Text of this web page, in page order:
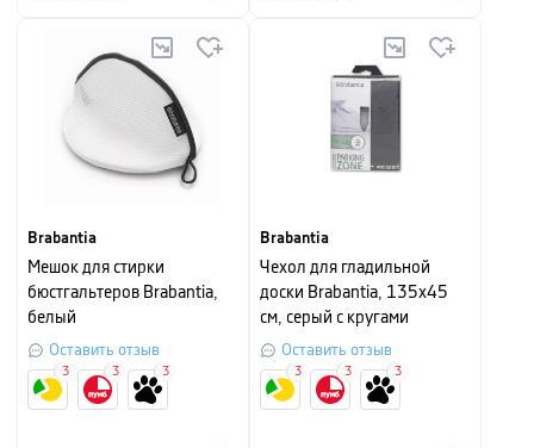
Brabantia
Мешок для стирки
бюстгальтеров Brabantia,
белый
Оставить отзыв
3 3 3
Brabantia
Чехол для гладильной
доски Brabantia, 135x45
см, серый с кругами
Оставить отзыв
3 3 3